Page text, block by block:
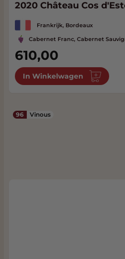
2020 Château Cos
Frankrijk, Bordeaux
Cabernet Franc, Cabernet
610,00
In Winkelwagen
96 Vinous